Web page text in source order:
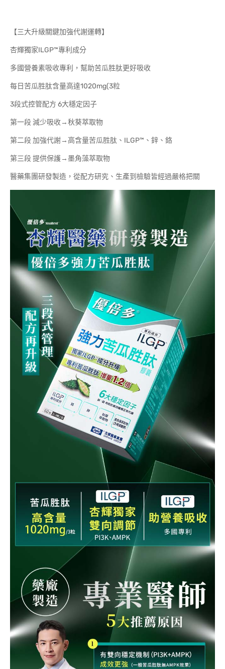
【三大升級關鍵加強代謝運轉】
杏輝獨家ILGP™專利成分
多國營養素吸收專利，幫助苦瓜胜肽更好吸收
每日苦瓜胜肽含量高達1020mg(3粒
3段式控管配方 6大穩定因子
第一段 減少吸收→秋葵萃取物
第二段 加強代謝→高含量苦瓜胜肽、ILGP™、鋅、鉻
第三段 提供保護→墨角藻萃取物
醫藥集團研發製造，從配方研究、生產到檢驗皆經過嚴格把關